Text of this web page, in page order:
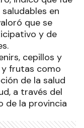
en
que se
y de
cepillos y
y frutas como
de la salud
a través del
de la provincia